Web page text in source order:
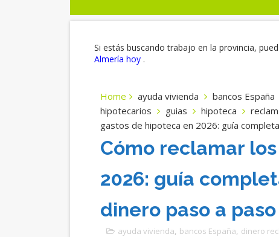
Si estás buscando trabajo en la provincia,
Almería hoy .
Home ayuda vivienda bancos España
hipotecarios
guias hipoteca
gastos de hipoteca en 2026: guía
Cómo reclamar
2026: guía
dinero paso a paso
ayuda vivienda, bancos España, dinero